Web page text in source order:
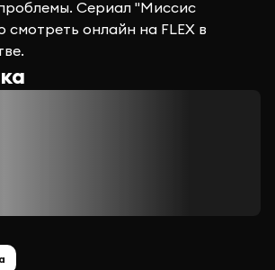
Сериал "Миссис
онлайн на FLEX в